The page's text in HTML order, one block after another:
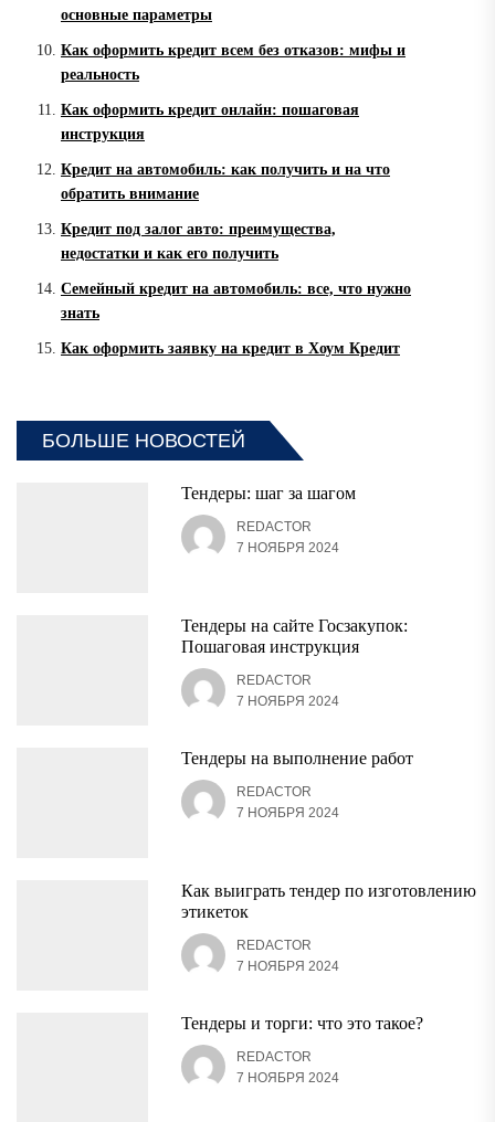
основные параметры
Как оформить кредит всем без отказов: мифы и
реальность
Как оформить кредит онлайн: пошаговая
инструкция
Кредит на автомобиль: как получить и на что
обратить внимание
Кредит под залог авто: преимущества,
недостатки и как его получить
Семейный кредит на автомобиль: все, что нужно
знать
Как оформить заявку на кредит в Хоум Кредит
БОЛЬШЕ НОВОСТЕЙ
Тендеры: шаг за шагом
REDACTOR
7 НОЯБРЯ 2024
Тендеры на сайте Госзакупок:
Пошаговая инструкция
REDACTOR
7 НОЯБРЯ 2024
Тендеры на выполнение работ
REDACTOR
7 НОЯБРЯ 2024
Как выиграть тендер по изготовлению
этикеток
REDACTOR
7 НОЯБРЯ 2024
Тендеры и торги: что это такое?
REDACTOR
7 НОЯБРЯ 2024